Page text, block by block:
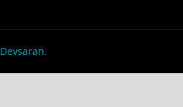
Devsaran.